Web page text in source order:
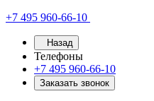
+7 495 960-66-10
Назад
Телефоны
+7 495 960-66-10
Заказать звонок